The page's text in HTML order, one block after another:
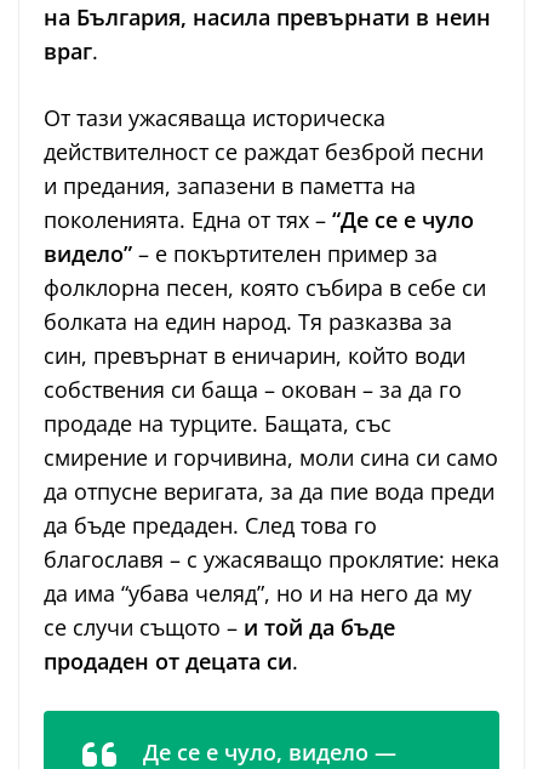
на България, насила превърнати в неин
враг.
От тази ужасяваща историческа
действителност се раждат безброй песни
и предания, запазени в паметта на
поколенията. Една от тях – “Де се е чуло
видело” – е покъртителен пример за
фолклорна песен, която събира в себе си
болката на един народ. Тя разказва за
син, превърнат в еничарин, който води
собствения си баща – окован – за да го
продаде на турците. Бащата, със
смирение и горчивина, моли сина си само
да отпусне веригата, за да пие вода преди
да бъде предаден. След това го
благославя – с ужасяващо проклятие: нека
да има “убава челяд”, но и на него да му
се случи същото – и той да бъде
продаден от децата си.
Де се е чуло, видело —